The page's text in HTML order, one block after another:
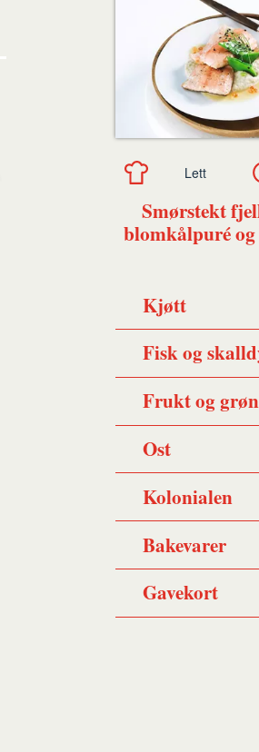
Smørstekt
blomkålpuré
Lett
Kjøtt
Fisk og
Frukt og
Ost
Kolonialen
Bakevarer
Gavekort